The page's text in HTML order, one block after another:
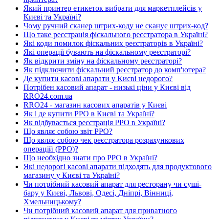
Який принтер етикеток вибрати для маркетплейсів у
Києві та Україні?
Чому ручний сканер штрих-коду не сканує штрих-код?
Що таке реєстрація фіскального реєстратора в Україні?
Які коди помилок фіскальних реєстраторів в Україні?
Які операції бувають на фіскальному реєстраторі?
Як відкрити зміну на фіскальному реєстраторі?
Як підключити фіскальний реєстратор до комп'ютера?
Де купити касові апарати у Києві недорого?
Потрібен касовий апарат - низькі ціни у Києві від
RRO24.com.ua
RRO24 - магазин касових апаратів у Києві
Як і де купити РРО в Києві та Україні?
Як відбувається реєстрація РРО в Україні?
Що являє собою звіт РРО?
Що являє собою чек реєстратора розрахункових
операцій (РРО)?
Що необхідно знати про РРО в Україні?
Які недорогі касові апарати підходять для продуктового
магазину у Києві та Україні?
Чи потрібний касовий апарат для ресторану чи суші-
бару у Києві, Львові, Одесі, Дніпрі, Вінниці,
Хмельницькому?
Чи потрібний касовий апарат для приватного